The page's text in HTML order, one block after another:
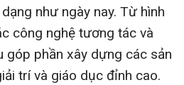
như ngày nay. Từ hình
công nghệ tương tác và
góp phần xây dựng các sản
trí và giáo dục đỉnh cao.